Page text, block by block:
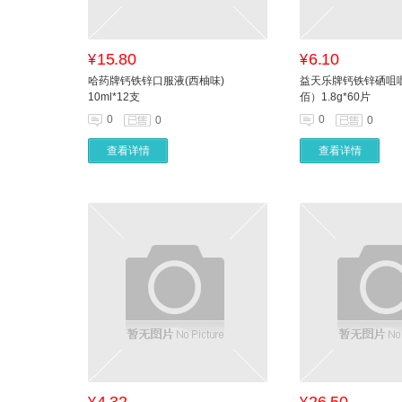
¥15.80
哈药牌钙铁锌口服液(西柚味)
10ml*12支
0
0
查看详情
¥6.10
益天乐牌钙铁锌硒咀
佰）1.8g*60片
0
0
查看详情